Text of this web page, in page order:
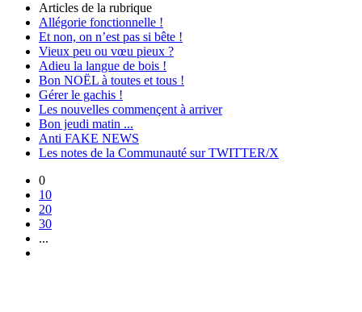
Articles de la rubrique
Allégorie fonctionnelle !
Et non, on n’est pas si bête !
Vieux peu ou vœu pieux ?
Adieu la langue de bois !
Bon NOËL à toutes et tous !
Gérer le gachis !
Les nouvelles commençent à arriver
Bon jeudi matin ...
Anti FAKE NEWS
Les notes de la Communauté sur TWITTER/X
0
10
20
30
...